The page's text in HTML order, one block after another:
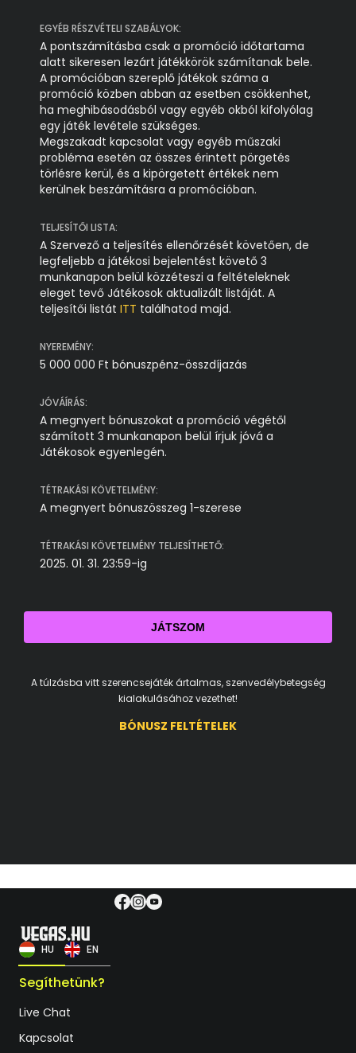
EGYÉB RÉSZVÉTELI SZABÁLYOK:
A pontszámításba csak a promóció időtartama
alatt sikeresen lezárt játékkörök számítanak bele.
A promócióban szereplő játékok száma a
promóció közben abban az esetben csökkenhet,
ha meghibásodásból vagy egyéb okból kifolyólag
egy játék levétele szükséges.
Megszakadt kapcsolat vagy egyéb műszaki
probléma esetén az összes érintett pörgetés
törlésre kerül, és a kipörgetett értékek nem
kerülnek beszámításra a promócióban.
TELJESÍTŐI LISTA:
A Szervező a teljesítés ellenőrzését követően, de
legfeljebb a játékosi bejelentést követő 3
munkanapon belül közzéteszi a feltételeknek
eleget tevő Játékosok aktualizált listáját. A
teljesítői listát ITT találhatod majd.
NYEREMÉNY:
5 000 000 Ft bónuszpénz-összdíjazás
JÓVÁÍRÁS:
A megnyert bónuszokat a promóció végétől
számított 3 munkanapon belül írjuk jóvá a
Játékosok egyenlegén.
TÉTRAKÁSI KÖVETELMÉNY:
A megnyert bónuszösszeg 1-szerese
TÉTRAKÁSI KÖVETELMÉNY TELJESÍTHETŐ:
2025. 01. 31. 23:59-ig
JÁTSZOM
A túlzásba vitt szerencsejáték ártalmas, szenvedélybetegség
kialakulásához vezethet!
BÓNUSZ FELTÉTELEK
Segíthetünk?
Live Chat
Kapcsolat
HU EN